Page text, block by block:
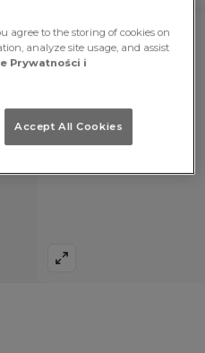
agree to the storing of cookies on
analyze site usage, and assist
Prywatności i
Accept All Cookies